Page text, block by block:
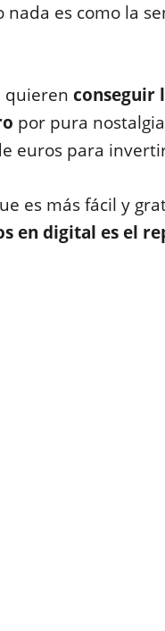
nada es como la
quieren conseguir
por pura
euros para
es más fácil y
en digital es el